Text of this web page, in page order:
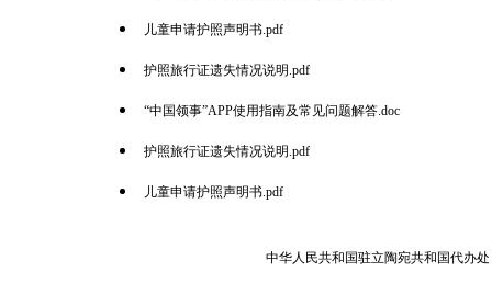
儿童申请护照声明书.pdf
护照旅行证遗失情况说明.pdf
“中国领事”APP使用指南及常见问题解答.doc
护照旅行证遗失情况说明.pdf
儿童申请护照声明书.pdf
中华人民共和国驻立陶宛共和国代办处